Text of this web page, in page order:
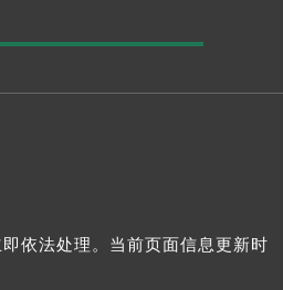
依法处理。当前页面信息更新时